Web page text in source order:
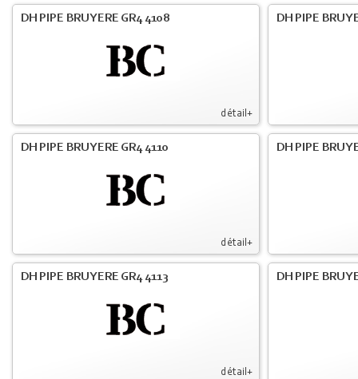
détail+
DH PIPE BRUYERE GR4 4108 DH PIPE
détail+
DH PIPE BRUYERE GR4 4110 DH PIPE
détail+
DH PIPE BRUYERE GR4 4113 DH PIPE